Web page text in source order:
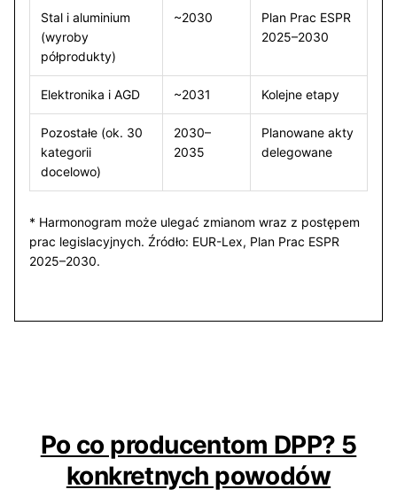
Stal i aluminium
(wyroby
półprodukty)
~2030
Plan Prac ESPR
2025–2030
Elektronika i AGD ~2031 Kolejne etapy
Pozostałe (ok. 30
kategorii
docelowo)
2030–
2035
Planowane akty
delegowane
* Harmonogram może ulegać zmianom wraz z postępem
prac legislacyjnych. Źródło: EUR-Lex, Plan Prac ESPR
2025–2030.
Po co producentom DPP? 5
konkretnych powodów